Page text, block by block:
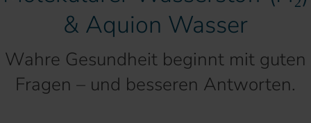
& Aquion Wasser
Wahre Gesundheit beginnt mit guten
Fragen – und besseren Antworten.